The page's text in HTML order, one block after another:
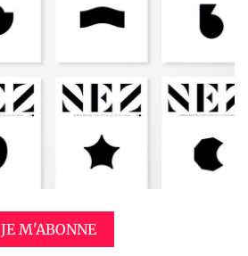
JE M'ABONNE